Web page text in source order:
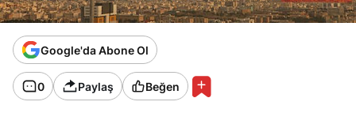
Google'da Abone Ol
0 Paylaş Beğen